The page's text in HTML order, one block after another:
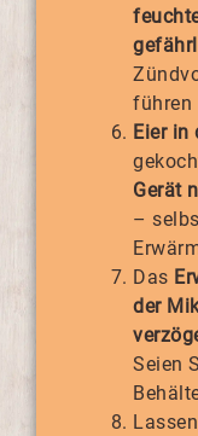
führen
Eier in
Gerät
–
Das
der
Seien